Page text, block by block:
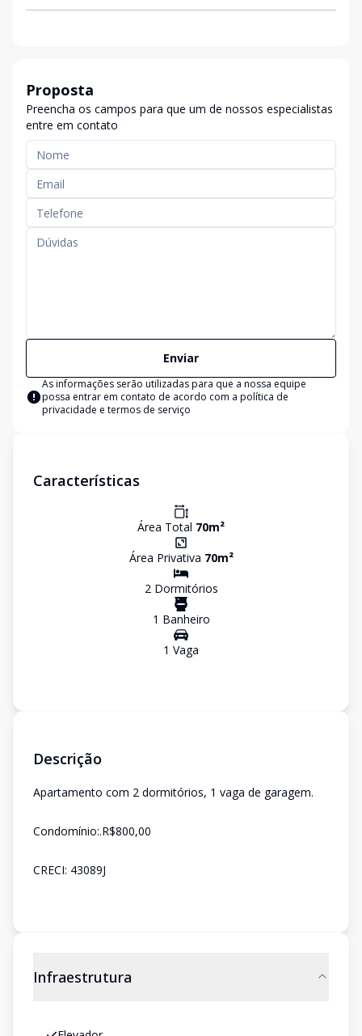
Proposta
Preencha os campos para que um de nossos especialistas
entre em contato
Enviar
As informações serão utilizadas para que a nossa equipe
possa entrar em contato de acordo com a política de
privacidade e termos de serviço
Características
Área Total 70m²
Área Privativa 70m²
2Dormitórios
1 Banheiro
1 Vaga
Descrição
Apartamento com 2 dormitórios, 1 vaga de garagem.
Condomínio:.R$800,00
CRECI: 43089J
Infraestrutura